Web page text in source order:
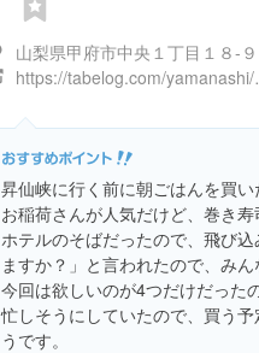
山梨県甲府市中央１丁目１８-９
https://
昇仙峡に行く前に朝ごはんを買い
お稲荷さんが人気だけど、巻き
ホテルのそばだったので、飛び
ますか？」と言われたので、み
今回は欲しいのが4つだけだった
忙しそうにしていたので、買う
うです。